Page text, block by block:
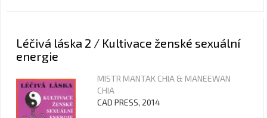
Léčivá láska 2 / Kultivace ženské sexuální
energie
MISTR MANTAK CHIA & MANEEWAN
CHIA
CAD PRESS, 2014